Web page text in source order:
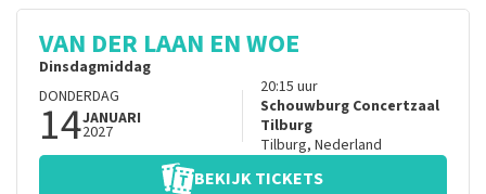
VAN DER LAAN EN WOE
Dinsdagmiddag
DONDERDAG
14JANUARI
2027
20:15 uur
Schouwburg Concertzaal
Tilburg
Tilburg, Nederland
BEKIJK TICKETS